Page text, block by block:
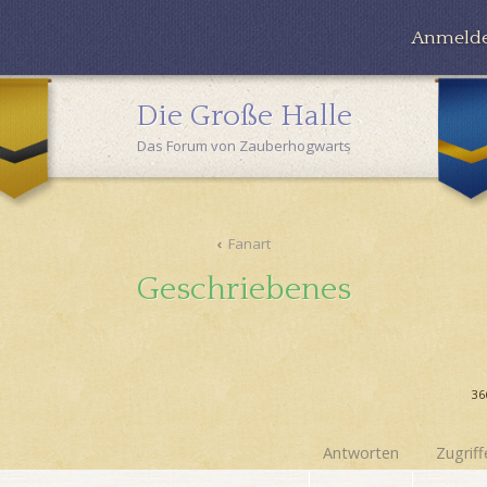
Die Große Halle
Das Forum von Zauberhogwarts
Fanart
Geschriebenes
Antworten